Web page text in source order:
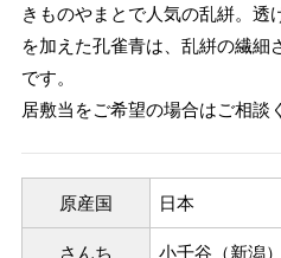
きものやまとで人気の乱絣。透
を加えた孔雀青は、乱絣の繊細
です。
居敷当をご希望の場合はご相談
原産国 日本
さんち 小千谷（新潟）